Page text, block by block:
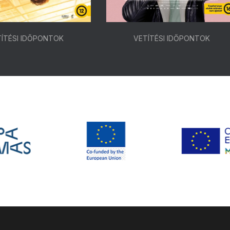
VETÍTÉSI IDŐPONTOK VETÍTÉSI IDŐPONTOK